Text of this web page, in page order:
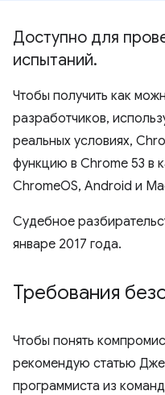
Доступно для
испытаний.
Чтобы получить как
разработчиков,
реальных условиях,
функцию в Chrome 53 в
ChromeOS, Android и
Судебное
январе 2017 года.
Требования
Чтобы понять
рекомендую статью
программиста из